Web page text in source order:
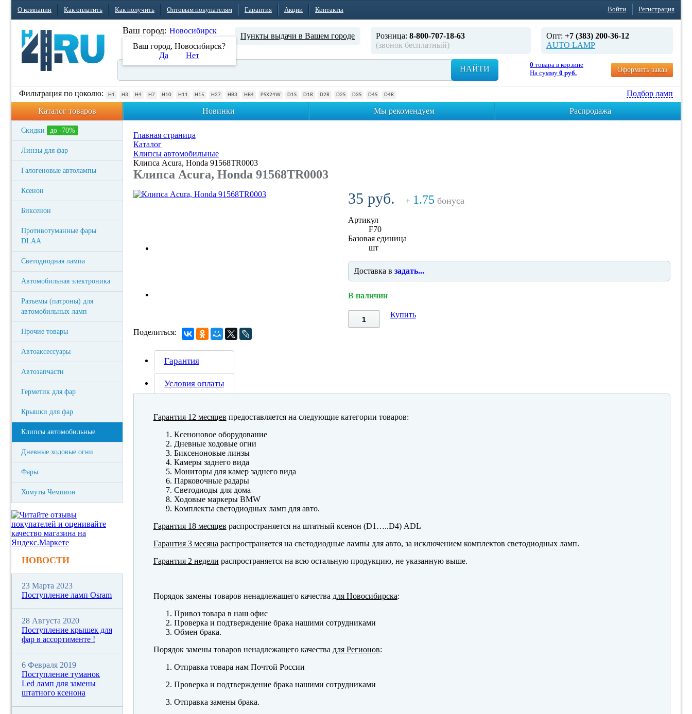
О компании Как оплатить Как получить Оптовым покупателям Гарантия Акции Контакты Войти Регистрация
Ваш город: Новосибирск
Ваш город, Новосибирск?
Да
Нет
Пункты выдачи в Вашем городе Розница: 8-800-707-18-63
(звонок бесплатный)
Опт: +7 (383) 200-36-12
AUTO LAMP
НАЙТИ 0 товара в корзине
На сумму 0 руб. Оформить заказ
Фильтрация по цоколю: H1 H3 H4 H7 H10 H11 H15 H27 HB3 HB4 PSX24W D1S D1R D2R D2S D3S D4S D4R
Подбор ламп
Каталог товаров
Новинки Мы рекомендуем Распродажа
Скидки до -70%
Линзы для фар
Галогеновые автолампы
Ксенон
Биксенон
Противотуманные фары
DLAA
Светодиодная лампа
Автомобильная электроника
Разъемы (патроны) для
автомобильных ламп
Прочие товары
Автоаксессуары
Автозапчасти
Герметик для фар
Крышки для фар
Клипсы автомобильные
Дневные ходовые огни
Фары
Хомуты Чемпион
Главная страница
Каталог
Клипсы автомобильные
Клипса Acura, Honda 91568TR0003
Клипса Acura, Honda 91568TR0003
35 руб. + 1.75 бонуса
Артикул
F70
Базовая единица
шт
Доставка в задать...
В наличии
Купить
Поделиться:
Гарантия
Условия оплаты
Гарантия 12 месяцев предоставляется на следующие категории товаров:
Ксеноновое оборудование
Дневные ходовые огни
Биксеноновые линзы
Камеры заднего вида
Мониторы для камер заднего вида
Парковочные радары
Светодиоды для дома
Ходовые маркеры BMW
Комплекты светодиодных ламп для авто.
Гарантия 18 месяцев распространяется на штатный ксенон (D1…..D4) ADL
Гарантия 3 месяца распространяется на светодиодные лампы для авто, за исключением комплектов светодиодных ламп.
Гарантия 2 недели распространяется на всю остальную продукцию, не указанную выше.
Порядок замены товаров ненадлежащего качества для Новосибирска:
Привоз товара в наш офис
Проверка и подтверждение брака нашими сотрудниками
Обмен брака.
Порядок замены товаров ненадлежащего качества для Регионов:
Отправка товара нам Почтой России
Проверка и подтверждение брака нашими сотрудниками
Отправка замены брака.
НОВОСТИ
23 Марта 2023
Поступление ламп Osram
28 Августа 2020
Поступление крышек для
фар в ассортименте !
6 Февраля 2019
Поступление туманок
Led ламп для замены
штатного ксенона